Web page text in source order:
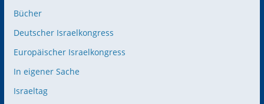
Bücher
Deutscher Israelkongress
Europäischer Israelkongress
In eigener Sache
Israeltag